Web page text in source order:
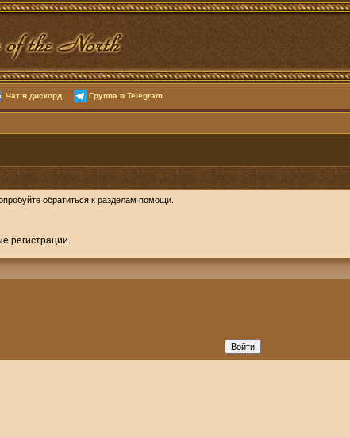
Чат в дискорд Группа в Telegram
обратиться к разделам помощи.
регистрации.